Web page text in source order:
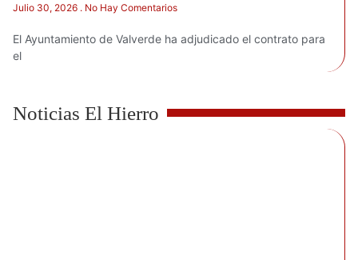
Julio 30, 2026 No Hay Comentarios
El Ayuntamiento de Valverde ha adjudicado el contrato para
el
Noticias El Hierro